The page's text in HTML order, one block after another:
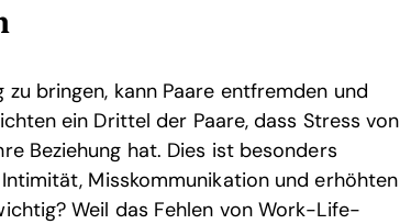
bringen, kann Paare entfremden und
ein Drittel der Paare, dass Stress von
Beziehung hat. Dies ist besonders
Misskommunikation und erhöhten
Weil das Fehlen von Work-Life-